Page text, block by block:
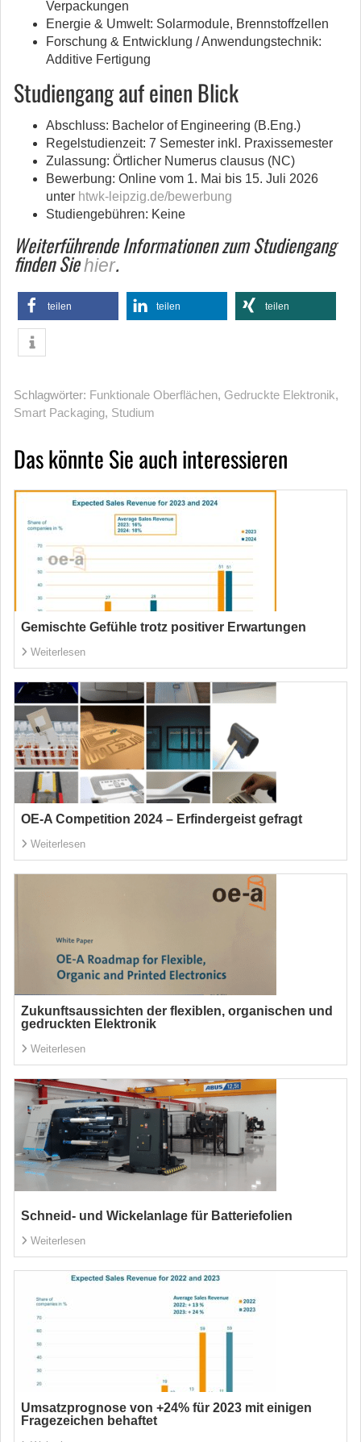
Verpackungen
Energie & Umwelt: Solarmodule, Brennstoffzellen
Forschung & Entwicklung / Anwendungstechnik:
Additive Fertigung
Studiengang auf einen Blick
Abschluss: Bachelor of Engineering (B.Eng.)
Regelstudienzeit: 7 Semester inkl. Praxissemester
Zulassung: Örtlicher Numerus clausus (NC)
Bewerbung: Online vom 1. Mai bis 15. Juli 2026
unter htwk-leipzig.de/bewerbung
Studiengebühren: Keine
Weiterführende Informationen zum Studiengang
finden Siehier.
teilen teilen teilen
Schlagwörter: Funktionale Oberflächen, Gedruckte Elektronik,
Smart Packaging, Studium
Das könnte Sie auch interessieren
Gemischte Gefühle trotz positiver Erwartungen
Weiterlesen
OE-A Competition 2024 – Erfindergeist gefragt
Weiterlesen
Zukunftsaussichten der flexiblen, organischen und
gedruckten Elektronik
Weiterlesen
Schneid- und Wickelanlage für Batteriefolien
Weiterlesen
Umsatzprognose von +24% für 2023 mit einigen
Fragezeichen behaftet